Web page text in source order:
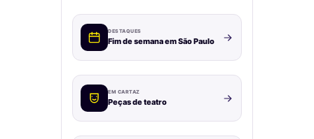
DESTAQUES
Fim de semana em São Paulo
EM CARTAZ
Peças de teatro